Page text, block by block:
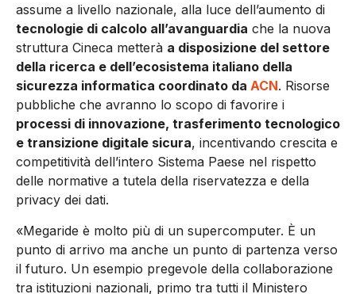
assume a livello nazionale, alla luce dell’aumento di
tecnologie di calcolo all’avanguardia che la nuova
struttura Cineca metterà a disposizione del settore
della ricerca e dell’ecosistema italiano della
sicurezza informatica coordinato da ACN. Risorse
pubbliche che avranno lo scopo di favorire i
processi di innovazione, trasferimento tecnologico
e transizione digitale sicura, incentivando crescita e
competitività dell’intero Sistema Paese nel rispetto
delle normative a tutela della riservatezza e della
privacy dei dati.
«Megaride è molto più di un supercomputer. È un
punto di arrivo ma anche un punto di partenza verso
il futuro. Un esempio pregevole della collaborazione
tra istituzioni nazionali, primo tra tutti il Ministero